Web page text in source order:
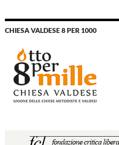
CHIESA VALDESE 8 PER 1000